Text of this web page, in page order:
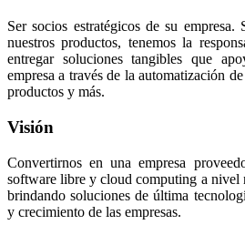
Ser socios estratégicos de su
nuestros productos, tenemos la
entregar soluciones tangibles que
empresa a través de la automatización
productos y más.
Visión
Convertirnos en una empresa
software libre y cloud computing a nivel
brindando soluciones de última
y crecimiento de las empresas.